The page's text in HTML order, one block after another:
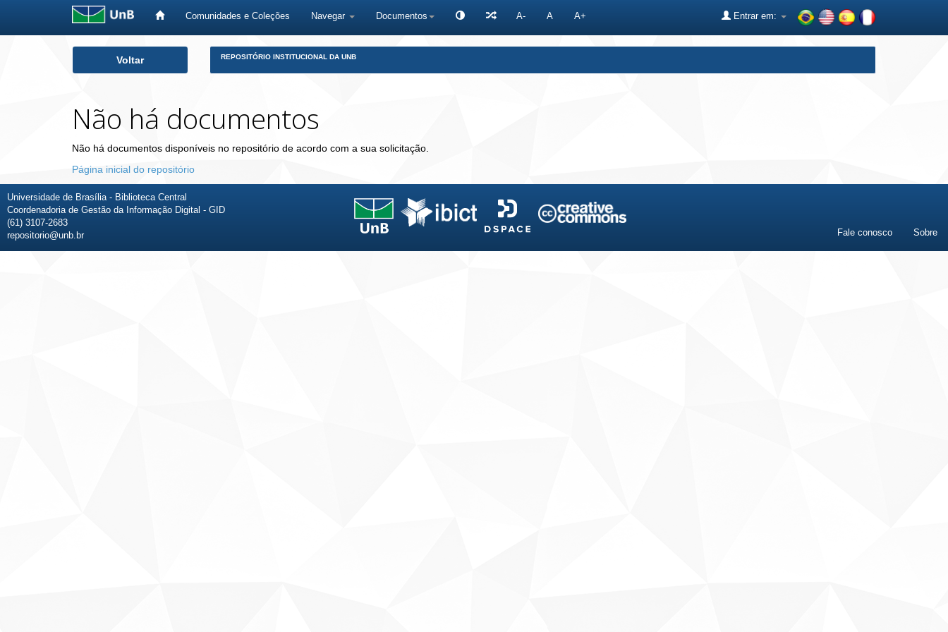
Comunidades e Coleções Navegar Documentos A- A A+ Entrar em:
Voltar REPOSITÓRIO INSTITUCIONAL DA UNB
Não há documentos
Não há documentos disponíveis no repositório de acordo com a sua solicitação.
Página inicial do repositório
Universidade de Brasília - Biblioteca Central
Coordenadoria de Gestão da Informação Digital - GID
(61) 3107-2683
repositorio@unb.br
Fale conosco Sobre